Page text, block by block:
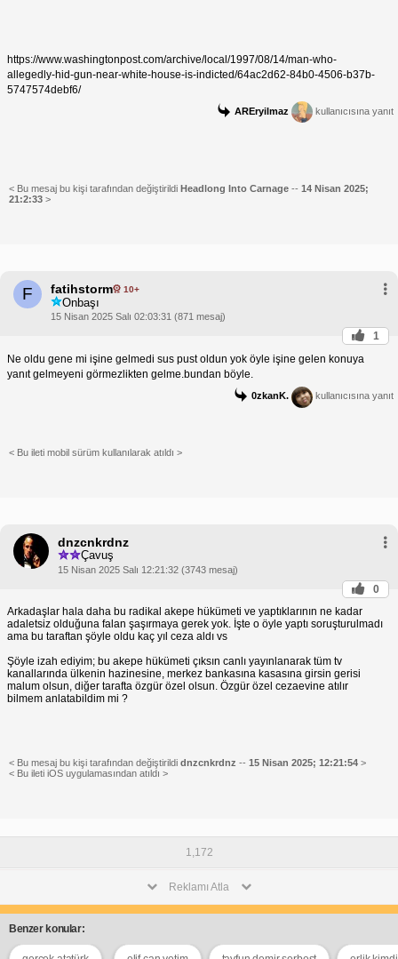
https://www.washingtonpost.com/archive/local/1997/08/14/man-who-
allegedly-hid-gun-near-white-house-is-indicted/64ac2d62-84b0-4506-b37b-
5747574debf6/
AREryilmaz kullanıcısına yanıt
< Bu mesaj bu kişi tarafından değiştirildi Headlong Into Carnage -- 14 Nisan 2025;
21:2:33 >
F fatihstorm 10+
Onbaşı
15 Nisan 2025 Salı 02:03:31 (871 mesaj)
1
Ne oldu gene mi işine gelmedi sus pust oldun yok öyle işine gelen konuya
yanıt gelmeyeni görmezlikten gelme.bundan böyle.
0zkanK. kullanıcısına yanıt
< Bu ileti mobil sürüm kullanılarak atıldı >
dnzcnkrdnz
Çavuş
15 Nisan 2025 Salı 12:21:32 (3743 mesaj)
0
Arkadaşlar hala daha bu radikal akepe hükümeti ve yaptıklarının ne kadar
adaletsiz olduğuna falan şaşırmaya gerek yok. İşte o öyle yaptı soruşturulmadı
ama bu taraftan şöyle oldu kaç yıl ceza aldı vs
Şöyle izah ediyim; bu akepe hükümeti çıksın canlı yayınlanarak tüm tv
kanallarında ülkenin hazinesine, merkez bankasına kasasına girsin gerisi
malum olsun, diğer tarafta özgür özel olsun. Özgür özel cezaevine atılır
bilmem anlatabildim mi ?
< Bu mesaj bu kişi tarafından değiştirildi dnzcnkrdnz -- 15 Nisan 2025; 12:21:54 >
< Bu ileti iOS uygulamasından atıldı >
1,172
Reklamı Atla
Benzer konular: